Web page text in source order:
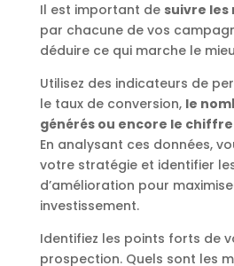
Il est important de suivre
par chacune de vos
déduire ce qui marche le
Utilisez des indicateurs de
le taux de conversion, le
générés ou encore le
En analysant ces données,
votre stratégie et identifier
d’amélioration pour
investissement.
Identifiez les points forts de
prospection. Quels sont les